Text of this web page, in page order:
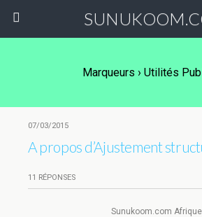
Marqueurs › Utilités
07/03/2015
A propos d’Ajustement
11 RÉPONSES
Sunukoom.com Afrique